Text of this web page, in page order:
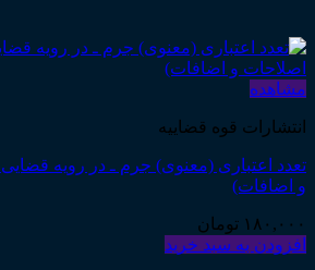
مشاهده
انتشارات قوه قضاییه
تعدد اعتباری (معنوی) جرم ـ در رویه
و اضافات)
۱۸۰,۰۰۰ تومان
افزودن به سبد خرید